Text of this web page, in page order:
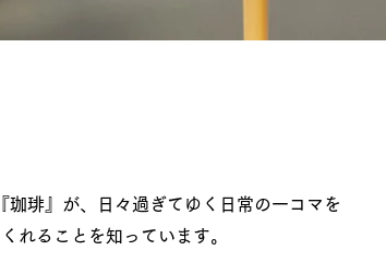
琲』が、日々過ぎてゆく日常の一コマを
れることを知っています。